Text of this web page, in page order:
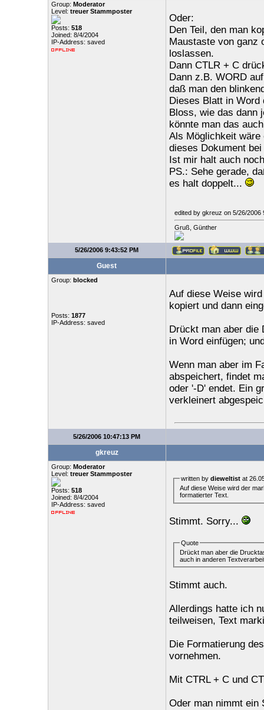
Group: Moderator
Level: treuer Stammposter
Posts: 518
Joined: 8/4/2004
IP-Address: saved
Oder:
Den Teil, den man
Maustaste von ganz
loslassen.
Dann CTLR + C
Dann z.B. WORD
daß man den
Dieses Blatt in Word
Bloss, wie das dann
könnte man das
Als Möglichkeit
dieses Dokument
Ist mir halt auch
PS.: Sehe gerade,
es halt doppelt...
edited by gkreuz on 5/26/2006
Gruß, Günther
5/26/2006 9:43:52 PM
Guest
Group: blocked
Posts: 1877
IP-Address: saved
Auf diese Weise
kopiert und dann
Drückt man aber die
in Word einfügen;
Wenn man aber im
abspeichert, findet
oder '-D' endet. Ein
verkleinert
5/26/2006 10:47:13 PM
gkreuz
Group: Moderator
Level: treuer Stammposter
Posts: 518
Joined: 8/4/2004
IP-Address: saved
written by dieweltistat
Auf diese Weise wird der
formatierter Text.
Stimmt. Sorry...
Quote
Drückt man aber die
auch in anderen
Stimmt auch.
Allerdings hatte ich
teilweisen, Text
Die Formatierung
vornehmen.
Mit CTRL + C und
Oder man nimmt